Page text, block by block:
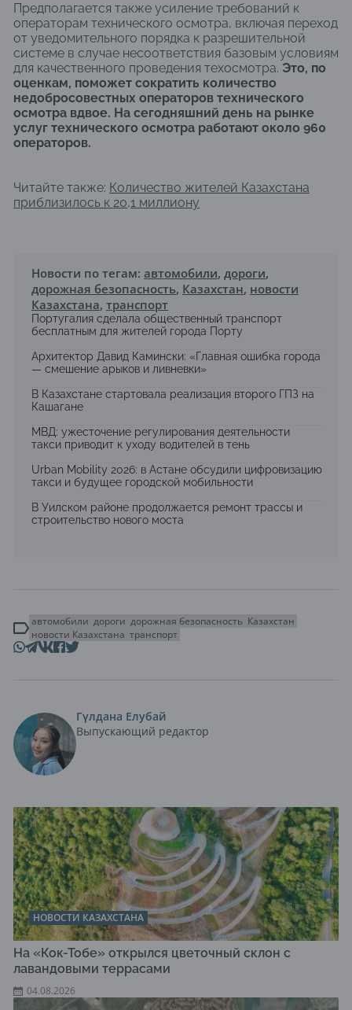
Предполагается также усиление требований к
операторам технического осмотра, включая переход
от уведомительного порядка к разрешительной
системе в случае несоответствия базовым условиям
для качественного проведения техосмотра. Это, по
оценкам, поможет сократить количество
недобросовестных операторов технического
осмотра вдвое. На сегодняшний день на рынке
услуг технического осмотра работают около 960
операторов.
Читайте также: Количество жителей Казахстана
приблизилось к 20,1 миллиону
Новости по тегам: автомобили, дороги,
дорожная безопасность, Казахстан, новости
Казахстана, транспорт
Португалия сделала общественный транспорт
бесплатным для жителей города Порту
Архитектор Давид Камински: «Главная ошибка города
— смешение арыков и ливневки»
В Казахстане стартовала реализация второго ГПЗ на
Кашагане
МВД: ужесточение регулирования деятельности
такси приводит к уходу водителей в тень
Urban Mobility 2026: в Астане обсудили цифровизацию
такси и будущее городской мобильности
В Уилском районе продолжается ремонт трассы и
строительство нового моста
автомобили дороги дорожная безопасность Казахстан
новости Казахстана транспорт
Гүлдана Елубай
Выпускающий редактор
НОВОСТИ КАЗАХСТАНА
На «Кок-Тобе» открылся цветочный склон с
лавандовыми террасами
04.08.2026